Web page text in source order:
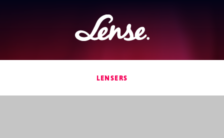
Lense
LENSERS